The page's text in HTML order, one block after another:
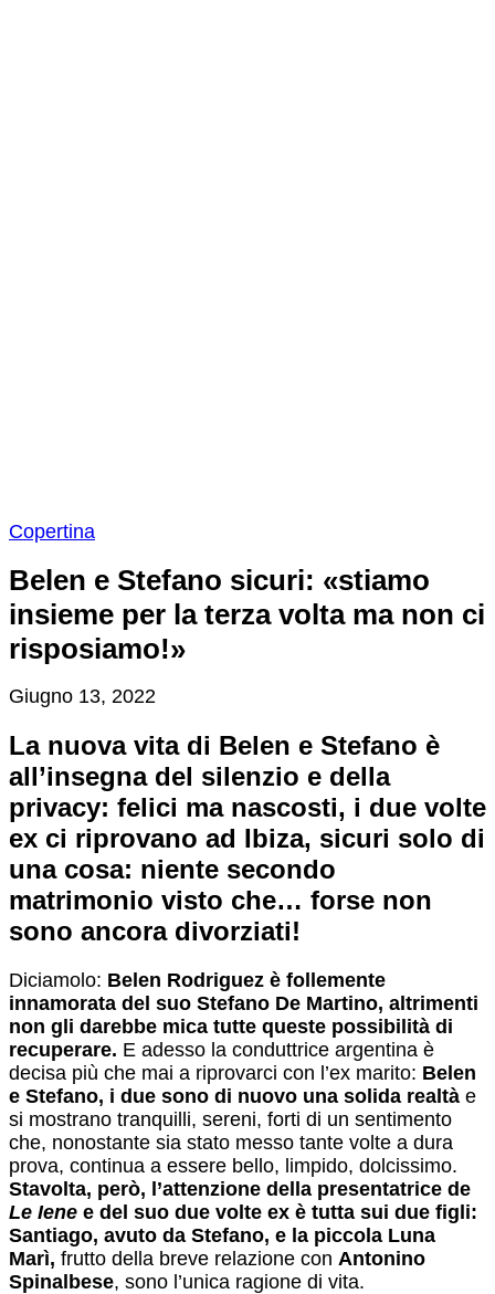
Copertina
Belen e Stefano sicuri: «stiamo
insieme per la terza volta ma non ci
risposiamo!»
Giugno 13, 2022
La nuova vita di Belen e Stefano è
all’insegna del silenzio e della
privacy: felici ma nascosti, i due volte
ex ci riprovano ad Ibiza, sicuri solo di
una cosa: niente secondo
matrimonio visto che… forse non
sono ancora divorziati!
Diciamolo: Belen Rodriguez è follemente
innamorata del suo Stefano De Martino, altrimenti
non gli darebbe mica tutte queste possibilità di
recuperare. E adesso la conduttrice argentina è
decisa più che mai a riprovarci con l’ex marito: Belen
e Stefano, i due sono di nuovo una solida realtà e
si mostrano tranquilli, sereni, forti di un sentimento
che, nonostante sia stato messo tante volte a dura
prova, continua a essere bello, limpido, dolcissimo.
Stavolta, però, l’attenzione della presentatrice de
Le Iene e del suo due volte ex è tutta sui due figli:
Santiago, avuto da Stefano, e la piccola Luna
Marì, frutto della breve relazione con Antonino
Spinalbese, sono l’unica ragione di vita.